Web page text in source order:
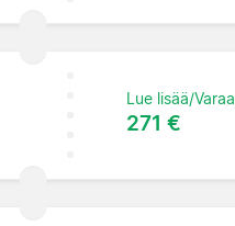
Lue lisää/Varaa
271 €